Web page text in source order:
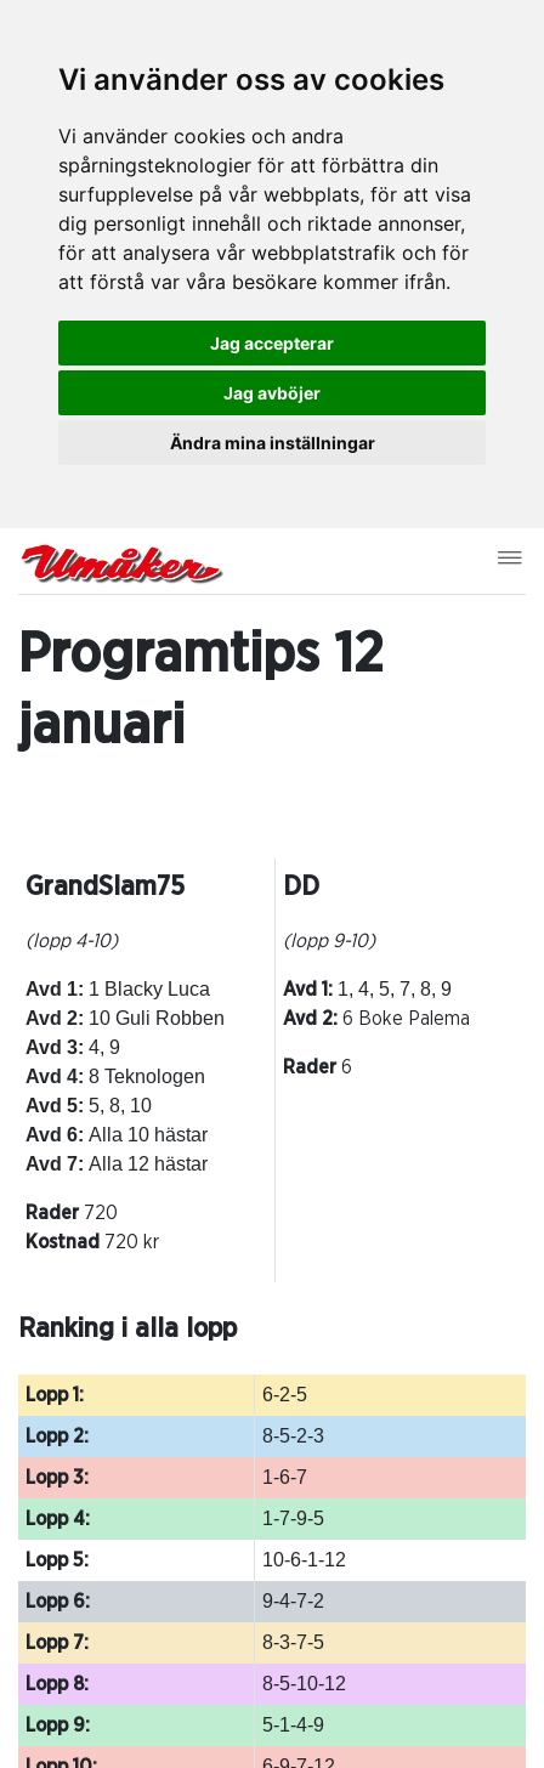
Vi använder oss av cookies
Vi använder cookies och andra
spårningsteknologier för att förbättra din
surfupplevelse på vår webbplats, för att visa
dig personligt innehåll och riktade annonser,
för att analysera vår webbplatstrafik och för
att förstå var våra besökare kommer ifrån.
Jag accepterar
Jag avböjer
Ändra mina inställningar
Programtips 12
januari
GrandSlam75
(lopp 4-10)
Avd 1: 1 Blacky Luca
Avd 2: 10 Guli Robben
Avd 3: 4, 9
Avd 4: 8 Teknologen
Avd 5: 5, 8, 10
Avd 6: Alla 10 hästar
Avd 7: Alla 12 hästar
Rader720
Kostnad 720 kr
DD
(lopp 9-10)
Avd 1: 1, 4, 5, 7, 8, 9
Avd 2:6 Boke Palema
Rader6
Ranking i alla lopp
Lopp 1: 6-2-5
Lopp 2: 8-5-2-3
Lopp 3: 1-6-7
Lopp 4: 1-7-9-5
Lopp 5: 10-6-1-12
Lopp 6: 9-4-7-2
Lopp 7: 8-3-7-5
Lopp 8: 8-5-10-12
Lopp 9: 5-1-4-9